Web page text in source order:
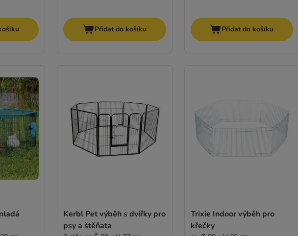
Přidat do košíku Přidat do košíku
Kerbl Pet výběh s dvířky pro
psy a štěňata
Trixie Indoor výběh pro
křečky